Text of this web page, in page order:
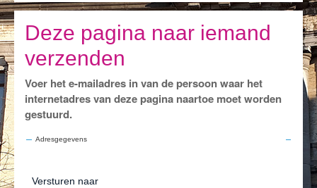
Ik leef
Ik bezoek
Publicaties
Actualiteiten
Deze pagina naar iemand
verzenden
Voer het e-mailadres in van de persoon waar het
internetadres van deze pagina naartoe moet worden
gestuurd.
Adresgegevens
Versturen naar